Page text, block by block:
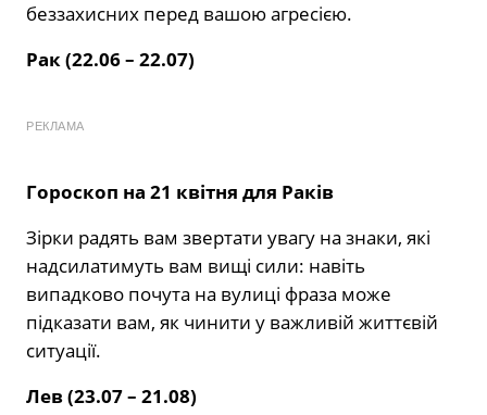
беззахисних перед вашою агресією.
Рак (22.06 – 22.07)
РЕКЛАМА
Гороскоп на 21 квітня для Раків
Зірки радять вам звертати увагу на знаки, які
надсилатимуть вам вищі сили: навіть
випадково почута на вулиці фраза може
підказати вам, як чинити у важливій життєвій
ситуації.
Лев (23.07 – 21.08)